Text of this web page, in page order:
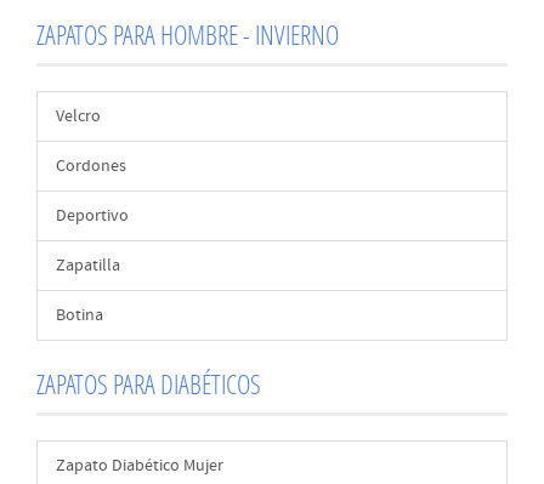
ZAPATOS PARA HOMBRE - INVIERNO
Velcro
Cordones
Deportivo
Zapatilla
Botina
ZAPATOS PARA DIABÉTICOS
Zapato Diabético Mujer